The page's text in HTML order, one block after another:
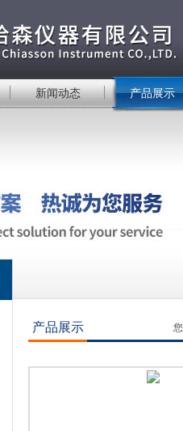
新闻动态 产品展示
产品展示